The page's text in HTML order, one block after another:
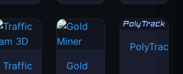
Traffic
Gold
PolyTrack